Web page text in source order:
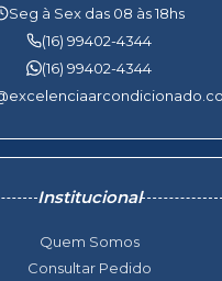
Seg à Sex das 08 às 18hs
(16) 99402-4344
(16) 99402-4344
Institucional
Quem Somos
Consultar Pedido